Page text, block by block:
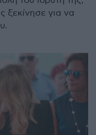
ξεκίνησε για να